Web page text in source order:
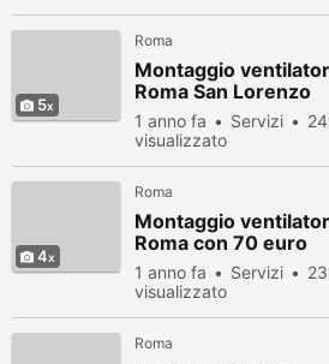
5
Roma
Montaggio
Roma San Lorenzo
1 anno fa Servizi
visualizzato
4
Roma
Montaggio
Roma con 70 euro
1 anno fa Servizi
visualizzato
Roma